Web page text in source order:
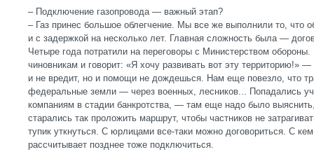
– Подключение газопровода — важный этап?
– Газ принес большое облегчение. Мы все же выполнили то, что
и с задержкой на несколько лет. Главная сложность была —
Четыре года потратили на переговоры с Министерством обороны.
чиновникам и говорит: «Я хочу развивать вот эту территорию!»
и не вредит, но и помощи не дождешься. Нам еще повезло, что
федеральные земли — через военных, лесников... Попадались
компаниям в стадии банкротства, — там еще надо было
старались так проложить маршрут, чтобы частников не
тупик уткнуться. С юрлицами все-таки можно договориться. С
рассчитывает позднее тоже подключиться.